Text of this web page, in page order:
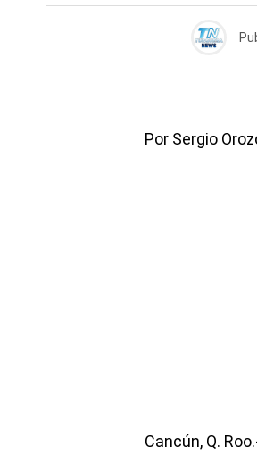
Por Sergio
Cancún, Q.